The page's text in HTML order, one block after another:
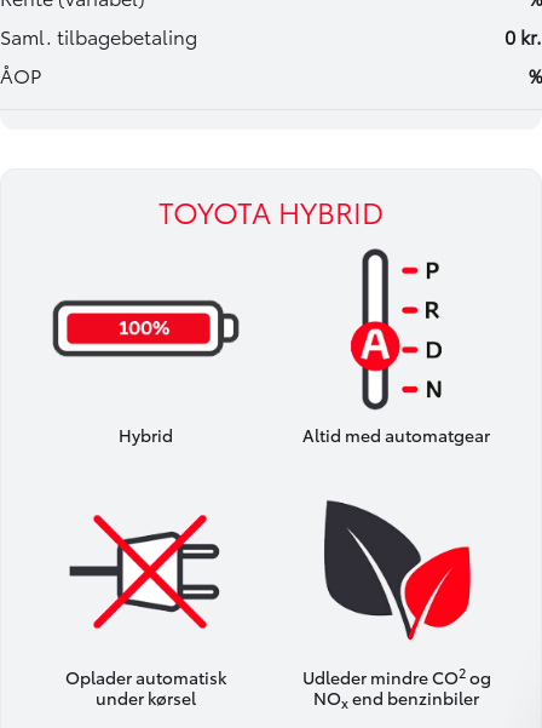
TOYOTA HYBRID
Hybrid Altid med automatgear
Oplader automatisk
under kørsel
Udleder mindre CO2og
NOxend benzinbiler